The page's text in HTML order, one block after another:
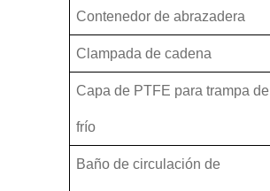
Contenedor de abrazadera
Clampada de cadena
Capa de PTFE para trampa de
frío
Baño de circulación de